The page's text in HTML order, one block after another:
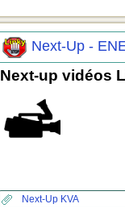
Next-Up -
Next-up vidéos
Next-Up KVA